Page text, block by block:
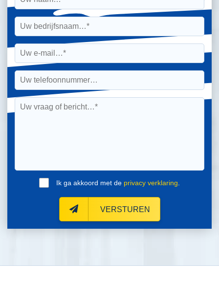
Ik ga akkoord met de privacy verklaring
VERSTUREN